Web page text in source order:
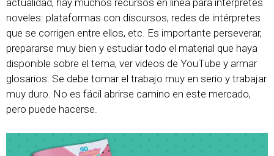
actualidad, hay muchos recursos en línea para intérpretes
noveles: plataformas con discursos, redes de intérpretes
que se corrigen entre ellos, etc. Es importante perseverar,
prepararse muy bien y estudiar todo el material que haya
disponible sobre el tema, ver videos de YouTube y armar
glosarios. Se debe tomar el trabajo muy en serio y trabajar
muy duro. No es fácil abrirse camino en este mercado,
pero puede hacerse.